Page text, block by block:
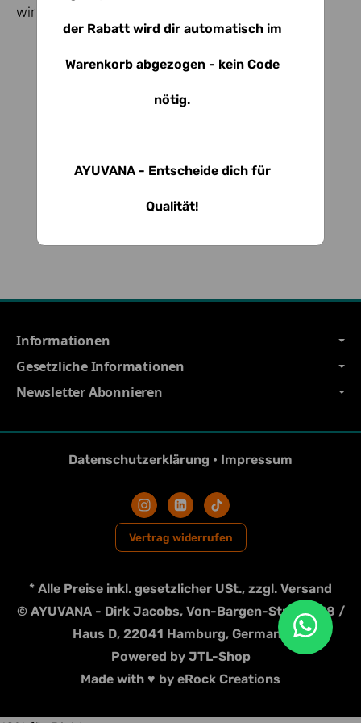
wir deine Bestellung sogar kostenfrei.
Informationen
Gesetzliche Informationen
Newsletter Abonnieren
Datenschutzerklärung • Impressum
Vertrag widerrufen
* Alle Preise inkl. gesetzlicher USt., zzgl. Versand
© AYUVANA - Dirk Jacobs, Von-Bargen-Strasse 18 /
Haus D, 22041 Hamburg, Germany
Powered by JTL-Shop
Made with ♥ by eRock Creations
der Rabatt wird dir automatisch im
Warenkorb abgezogen - kein Code
nötig.
AYUVANA - Entscheide dich für
Qualität!